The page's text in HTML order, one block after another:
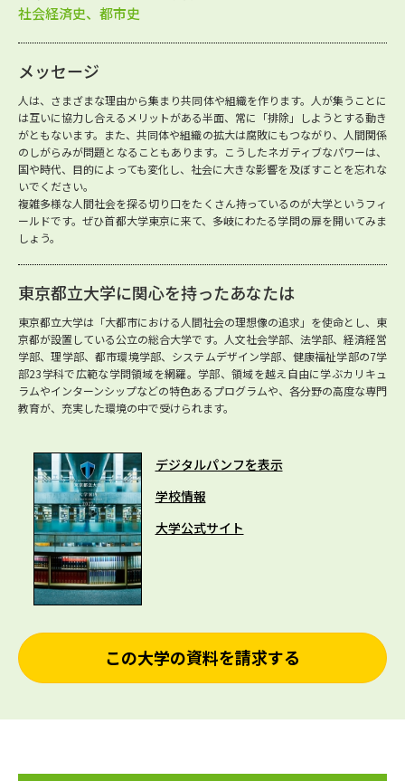
社会経済史、都市史
メッセージ
人は、さまざまな理由から集まり共同体や組織を作ります。人が集うことに
は互いに協力し合えるメリットがある半面、常に「排除」しようとする動き
がともないます。また、共同体や組織の拡大は腐敗にもつながり、人間関係
のしがらみが問題となることもあります。こうしたネガティブなパワーは、
国や時代、目的によっても変化し、社会に大きな影響を及ぼすことを忘れな
いでください。
複雑多様な人間社会を探る切り口をたくさん持っているのが大学というフィ
ールドです。ぜひ首都大学東京に来て、多岐にわたる学問の扉を開いてみま
しょう。
東京都立大学に関心を持ったあなたは
東京都立大学は「大都市における人間社会の理想像の追求」を使命とし、東
京都が設置している公立の総合大学です。人文社会学部、法学部、経済経営
学部、理学部、都市環境学部、システムデザイン学部、健康福祉学部の7学
部23学科で広範な学問領域を網羅。学部、領域を越え自由に学ぶカリキュ
ラムやインターンシップなどの特色あるプログラムや、各分野の高度な専門
教育が、充実した環境の中で受けられます。
デジタルパンフを表示
学校情報
大学公式サイト
この大学の資料を請求する